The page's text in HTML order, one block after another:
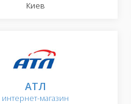
Киев
АТЛ
интернет-магазин